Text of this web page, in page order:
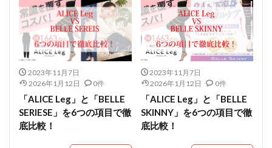
2023年11月7日
2026年1月12日
0件
「ALICE Leg」と「BELLE
SERIESE」を6つの項目で徹
底比較！
2023年11月7日
2026年1月12日
0件
「ALICE Leg」と「BELLE
SKINNY」を6つの項目で徹
底比較！